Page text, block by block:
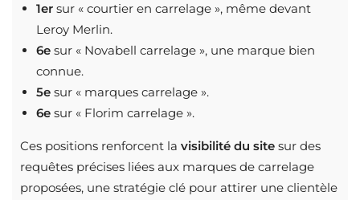
1er sur « courtier en carrelage », même devant
Leroy Merlin.
6e sur « Novabell carrelage », une marque bien
connue.
5e sur « marques carrelage ».
6e sur « Florim carrelage ».
Ces positions renforcent la visibilité du site sur des
requêtes précises liées aux marques de carrelage
proposées, une stratégie clé pour attirer une clientèle